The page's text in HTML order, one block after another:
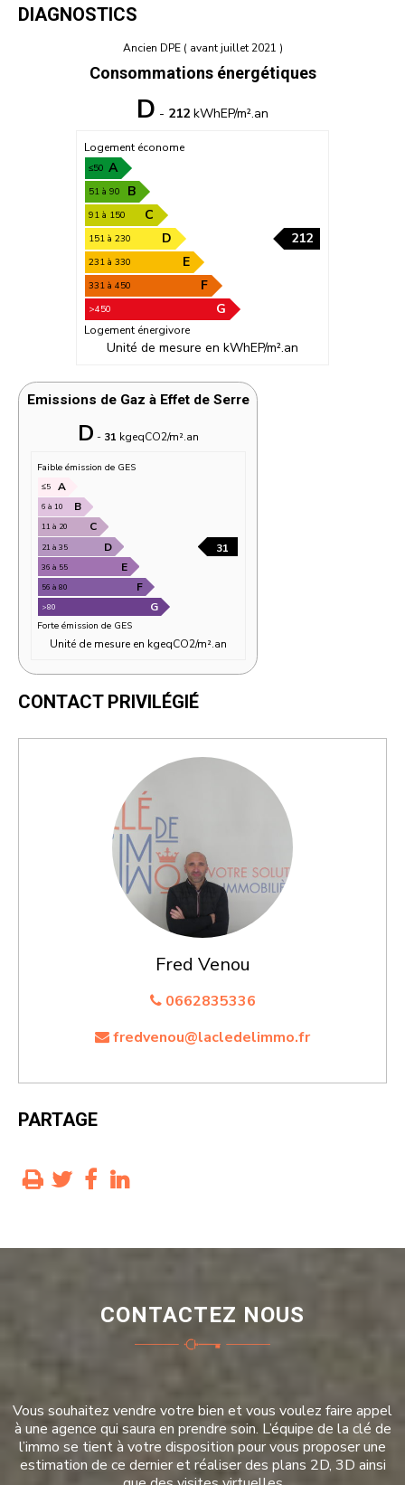
DIAGNOSTICS
Ancien DPE ( avant juillet 2021 )
Consommations énergétiques
D - 212 kWhEP/m².an
Logement économe
≤50 A
51 à 90 B
91 à 150 C
151 à 230 D 212
231 à 330 E
331 à 450 F
>450 G
Logement énergivore
Unité de mesure en kWhEP/m².an
Emissions de Gaz à Effet de Serre
- 31kgeqCO2/m².an
Faible émission de GES
31
F
Unité de mesure en kgeqCO2/m².an
CONTACT PRIVILÉGIÉ
Fred Venou
0662835336
fredvenou@lacledelimmo.fr
PARTAGE
CONTACTEZ NOUS
Vous souhaitez vendre votre bien et vous voulez faire appel
à une agence qui saura en prendre soin. L’équipe de la clé de
l’immo se tient à votre disposition pour vous proposer une
estimation de ce dernier et réaliser des plans 2D, 3D ainsi